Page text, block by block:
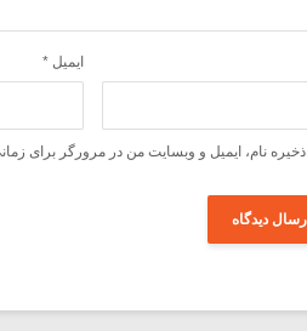
ایمیل *
ذخیره نام، ایمیل و وبسایت من در مرورگر برای